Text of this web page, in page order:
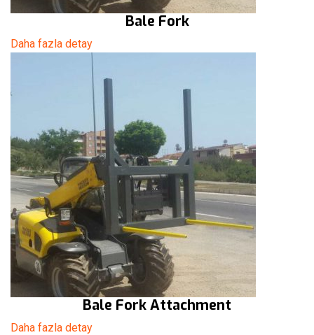
Bale Fork
Daha fazla detay
Bale Fork Attachment
Daha fazla detay